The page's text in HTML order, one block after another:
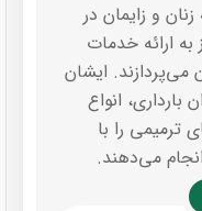
و زایمان در
به ارائه خدمات
می‌پردازند. ایشان
انواع
ترمیمی را با
می‌دهند.